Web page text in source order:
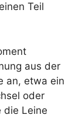
Teil
aus der
an, etwa ein
oder
die Leine